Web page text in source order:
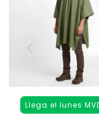
Llega el lunes